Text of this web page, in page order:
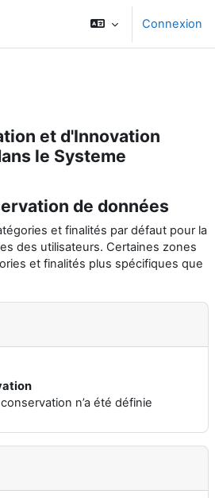
Les Baobabs 1 N° 1094, MBAO,
77 095 38 72 Email : Connexion
et d'Innovation
le Systeme
de données
et finalités par défaut pour la
des utilisateurs. Certaines zones
et finalités plus spécifiques que
n’a été définie